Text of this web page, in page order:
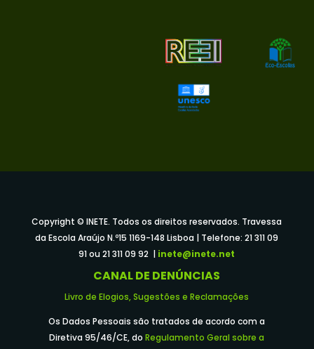
Copyright © INETE. Todos os direitos reservados. Travessa
da Escola Araújo N.º15 1169-148 Lisboa | Telefone: 21 311 09
91 ou 21 311 09 92 | inete@inete.net
CANAL DE DENÚNCIAS
Livro de Elogios, Sugestões e Reclamações
Os Dados Pessoais são tratados de acordo com a
Diretiva 95/46/CE, doRegulamento Geral sobre a